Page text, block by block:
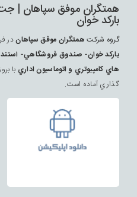
همتگران موفق سپاهان | جت
بارکد خوان
گروه شرکت همتگران موفق سپاهاندر
بارکد خوان- صندوق فروشگاهي-
هاي کامپيوتري و اتوماسيون اداري با
گذاري آماده است.